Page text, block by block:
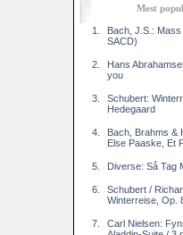
Mest
1.
Bach, J.S.:
SACD)
2.
Hans
you
3.
Schubert:
Hedegaard
4.
Bach, Brahms &
Else Paaske, Et
5. Diverse: Så Tag
6.
Schubert /
Winterreise, Op.
7.
Carl Nielsen: